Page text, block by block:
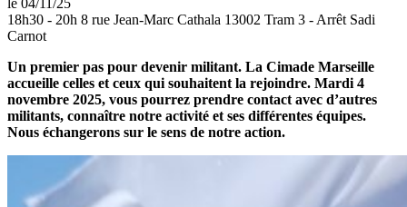
18h30 - 20h 8 rue Jean-Marc Cathala 13002 Tram 3 - Arrêt Sadi
Carnot
Un premier pas pour devenir militant. La Cimade Marseille
accueille celles et ceux qui souhaitent la rejoindre. Mardi 4
novembre 2025, vous pourrez prendre contact avec d’autres
militants, connaître notre activité et ses différentes équipes.
Nous échangerons sur le sens de notre action.